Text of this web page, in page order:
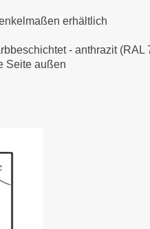
erhältlich
- anthrazit (RAL
Seite außen